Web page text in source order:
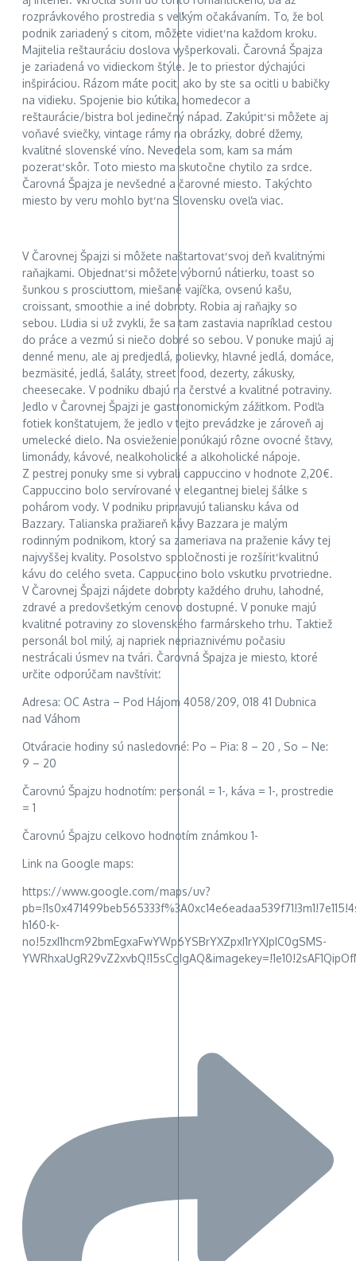
rozprávkového prostredia s veľkým očakávaním. To, že bol
podnik zariadený s citom, môžete vidieť na každom kroku.
Majitelia reštauráciu doslova vyšperkovali. Čarovná Špajza
je zariadená vo vidieckom štýle. Je to priestor dýchajúci
inšpiráciou. Rázom máte pocit, ako by ste sa ocitli u babičky
na vidieku. Spojenie bio kútika, homedecor a
reštaurácie/bistra bol jedinečný nápad. Zakúpiť si môžete aj
voňavé sviečky, vintage rámy na obrázky, dobré džemy,
kvalitné slovenské víno. Nevedela som, kam sa mám
pozerať skôr. Toto miesto ma skutočne chytilo za srdce.
Čarovná Špajza je nevšedné a čarovné miesto. Takýchto
miesto by veru mohlo byť na Slovensku oveľa viac.
V Čarovnej Špajzi si môžete naštartovať svoj deň kvalitnými
raňajkami. Objednať si môžete výbornú nátierku, toast so
šunkou s prosciuttom, miešané vajíčka, ovsenú kašu,
croissant, smoothie a iné dobroty. Robia aj raňajky so
sebou. Ľudia si už zvykli, že sa tam zastavia napríklad cestou
do práce a vezmú si niečo dobré so sebou. V ponuke majú aj
denné menu, ale aj predjedlá, polievky, hlavné jedlá, domáce,
bezmäsité, jedlá, šaláty, street food, dezerty, zákusky,
cheesecake. V podniku dbajú na čerstvé a kvalitné potraviny.
Jedlo v Čarovnej Špajzi je gastronomickým zážitkom. Podľa
fotiek konštatujem, že jedlo v tejto prevádzke je zároveň aj
umelecké dielo. Na osvieženie ponúkajú rôzne ovocné šťavy,
limonády, kávové, nealkoholické a alkoholické nápoje.
Z pestrej ponuky sme si vybrali cappuccino v hodnote 2,20€.
Cappuccino bolo servírované v elegantnej bielej šálke s
pohárom vody. V podniku pripravujú taliansku káva od
Bazzary. Talianska pražiareň kávy Bazzara je malým
rodinným podnikom, ktorý sa zameriava na praženie kávy tej
najvyššej kvality. Posolstvo spoločnosti je rozšíriť kvalitnú
kávu do celého sveta. Cappuccino bolo vskutku prvotriedne.
V Čarovnej Špajzi nájdete dobroty každého druhu, lahodné,
zdravé a predovšetkým cenovo dostupné. V ponuke majú
kvalitné potraviny zo slovenského farmárskeho trhu. Taktiež
personál bol milý, aj napriek nepriaznivému počasiu
nestrácali úsmev na tvári. Čarovná Špajza je miesto, ktoré
určite odporúčam navštíviť.
Adresa: OC Astra – Pod Hájom 4058/209, 018 41 Dubnica
nad Váhom
Otváracie hodiny sú nasledovné: Po – Pia: 8 – 20 , So – Ne:
9 – 20
Čarovnú Špajzu hodnotím: personál = 1-, káva = 1-, prostredie
= 1
Čarovnú Špajzu celkovo hodnotím známkou 1-
Link na Google maps:
https://www.google.com/maps/uv?
h160-k-
no!5zxI1hcm92bmEgxaFwYWp6YSBrYXZpxI1rYXJpIC0gSMS-